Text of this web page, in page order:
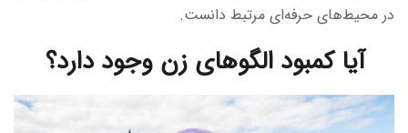
در محیط‌های حرفه‌ای مرتبط دانست.
آیا کمبود الگوهای زن وجود دارد؟